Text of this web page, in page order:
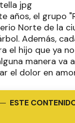
años, el grupo
Norte de la
Además,
el hijo que ya
manera va
el dolor en
ESTE